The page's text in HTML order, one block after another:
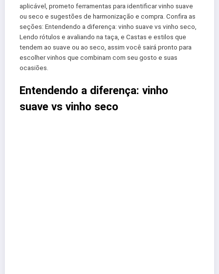
aplicável, prometo ferramentas para identificar vinho suave
ou seco e sugestões de harmonização e compra. Confira as
seções: Entendendo a diferença: vinho suave vs vinho seco,
Lendo rótulos e avaliando na taça, e Castas e estilos que
tendem ao suave ou ao seco, assim você sairá pronto para
escolher vinhos que combinam com seu gosto e suas
ocasiões.
Entendendo a diferença: vinho
suave vs vinho seco